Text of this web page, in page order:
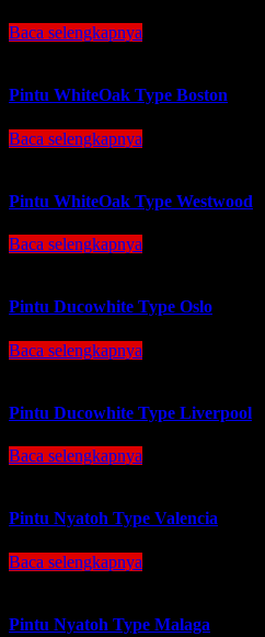
Baca selengkapnya
Pintu WhiteOak Type Boston
Baca selengkapnya
Pintu WhiteOak Type Westwood
Baca selengkapnya
Pintu Ducowhite Type Oslo
Baca selengkapnya
Pintu Ducowhite Type Liverpool
Baca selengkapnya
Pintu Nyatoh Type Valencia
Baca selengkapnya
Pintu Nyatoh Type Malaga